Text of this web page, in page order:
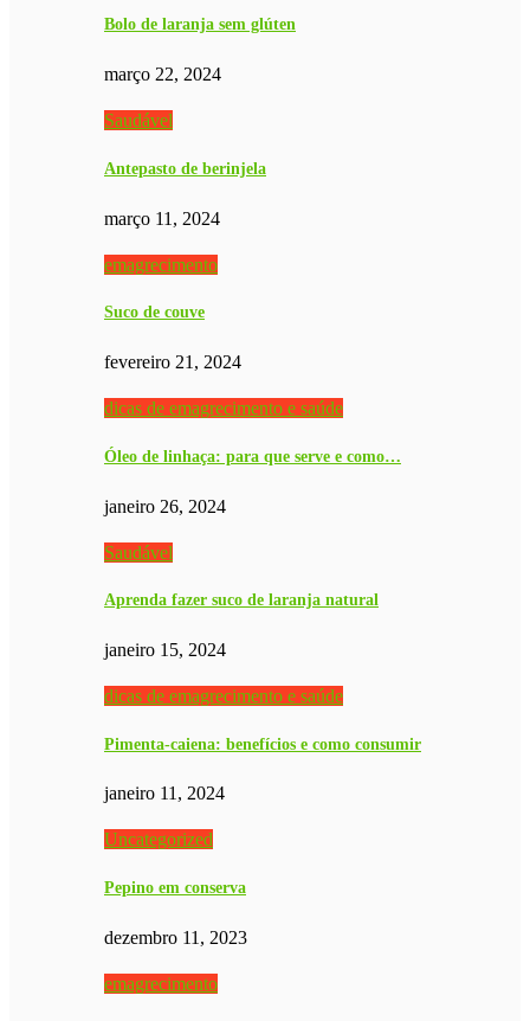
Bolo de laranja sem glúten
março 22, 2024
Saudável
Antepasto de berinjela
março 11, 2024
emagrecimento
Suco de couve
fevereiro 21, 2024
dicas de emagrecimento e saúde
Óleo de linhaça: para que serve e como…
janeiro 26, 2024
Saudável
Aprenda fazer suco de laranja natural
janeiro 15, 2024
dicas de emagrecimento e saúde
Pimenta-caiena: benefícios e como consumir
janeiro 11, 2024
Uncategorized
Pepino em conserva
dezembro 11, 2023
emagrecimento